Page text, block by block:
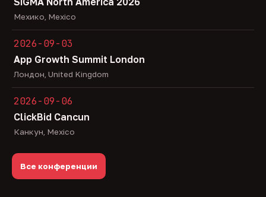
Мехико, Mexico
2026-09-03
App Growth Summit London
Лондон, United Kingdom
2026-09-06
ClickBid Cancun
Канкун, Mexico
Все конференции